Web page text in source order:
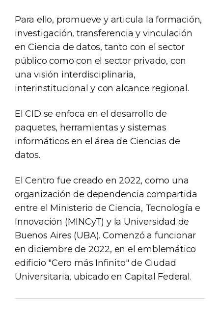
Para ello, promueve y articula la formación,
investigación, transferencia y vinculación
en Ciencia de datos, tanto con el sector
público como con el sector privado, con
una visión interdisciplinaria,
interinstitucional y con alcance regional.
El CID se enfoca en el desarrollo de
paquetes, herramientas y sistemas
informáticos en el área de Ciencias de
datos.
El Centro fue creado en 2022, como una
organización de dependencia compartida
entre el Ministerio de Ciencia, Tecnología e
Innovación (MINCyT) y la Universidad de
Buenos Aires (UBA). Comenzó a funcionar
en diciembre de 2022, en el emblemático
edificio "Cero más Infinito" de Ciudad
Universitaria, ubicado en Capital Federal.